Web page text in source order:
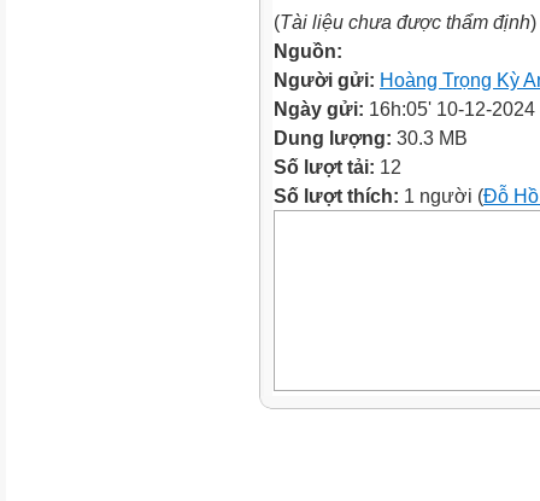
(Tài liệu chưa được thẩm định)
Nguồn:
Người gửi: Hoàng Trọng Kỳ
Ngày gửi: 16h:05' 10-12-2024
Dung lượng: 30.3 MB
Số lượt tải: 12
Số lượt thích: 1 người (Đỗ